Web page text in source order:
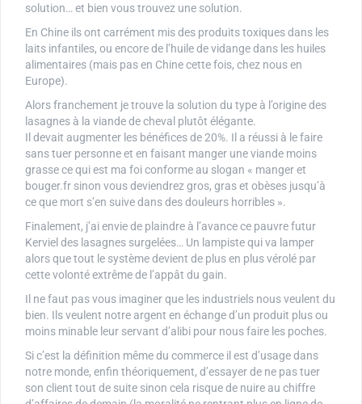
solution… et bien vous trouvez une solution.
En Chine ils ont carrément mis des produits toxiques dans les
laits infantiles, ou encore de l’huile de vidange dans les huiles
alimentaires (mais pas en Chine cette fois, chez nous en
Europe).
Alors franchement je trouve la solution du type à l’origine des
lasagnes à la viande de cheval plutôt élégante.
Il devait augmenter les bénéfices de 20%. Il a réussi à le faire
sans tuer personne et en faisant manger une viande moins
grasse ce qui est ma foi conforme au slogan « manger et
bouger.fr sinon vous deviendrez gros, gras et obèses jusqu’à
ce que mort s’en suive dans des douleurs horribles ».
Finalement, j’ai envie de plaindre à l’avance ce pauvre futur
Kerviel des lasagnes surgelées… Un lampiste qui va lamper
alors que tout le système devient de plus en plus vérolé par
cette volonté extrême de l’appât du gain.
Il ne faut pas vous imaginer que les industriels nous veulent du
bien. Ils veulent notre argent en échange d’un produit plus ou
moins minable leur servant d’alibi pour nous faire les poches.
Si c’est la définition même du commerce il est d’usage dans
notre monde, enfin théoriquement, d’essayer de ne pas tuer
son client tout de suite sinon cela risque de nuire au chiffre